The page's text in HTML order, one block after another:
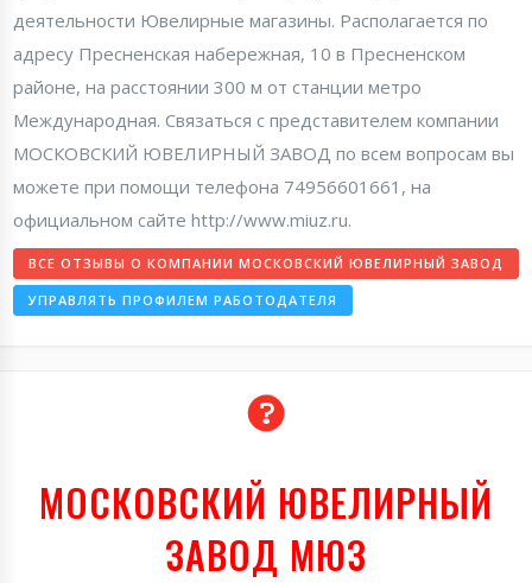
деятельности Ювелирные магазины. Располагается по
адресу Пресненская набережная, 10 в Пресненском
районе, на расстоянии 300 м от станции метро
Международная. Связаться с представителем компании
МОСКОВСКИЙ ЮВЕЛИРНЫЙ ЗАВОД по всем вопросам вы
можете при помощи телефона 74956601661, на
официальном сайте http://www.miuz.ru.
ВСЕ ОТЗЫВЫ О КОМПАНИИ МОСКОВСКИЙ ЮВЕЛИРНЫЙ ЗАВОД
УПРАВЛЯТЬ ПРОФИЛЕМ РАБОТОДАТЕЛЯ
МОСКОВСКИЙ ЮВЕЛИРНЫЙ
ЗАВОД МЮЗ